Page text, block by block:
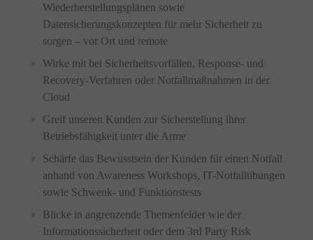
Wiederherstellungsplänen sowie
Datensicherungskonzepten für mehr Sicherheit zu
sorgen – vor Ort und remote
Wirke mit bei Sicherheitsvorfällen, Response- und
Recovery-Verfahren oder Notfallmaßnahmen in der
Cloud
Greif unseren Kunden zur Sicherstellung ihrer
Betriebsfähigkeit unter die Arme
Schärfe das Bewusstsein der Kunden für einen Notfall
anhand von Awareness Workshops, IT-Notfallübungen
sowie Schwenk- und Funktionstests
Blicke in angrenzende Themenfelder wie der
Informationssicherheit oder dem 3rd Party Risk